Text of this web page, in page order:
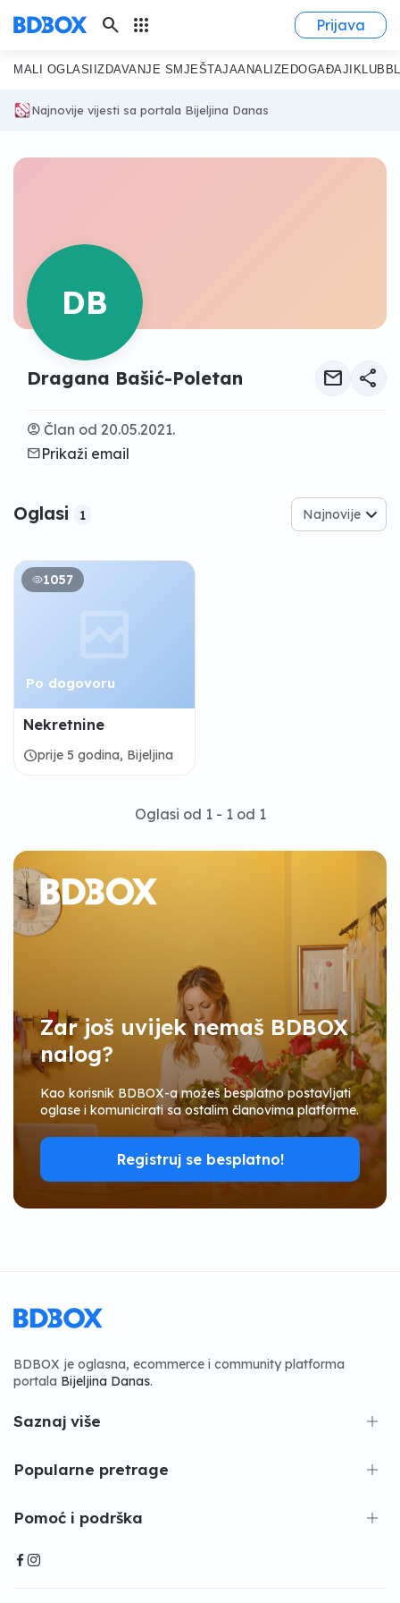
search apps Prijava
MALI OGLASI IZDAVANJE SMJEŠTAJAANALIZE DOGAĐAJI KLUB
Najnovije vijesti sa portala Bijeljina Danas
DB
Dragana Bašić-Poletan mail share
account_circle Član od 20.05.2021.
emailPrikaži email
Oglasi 1 Najnovije
1057
Po dogovoru
Nekretnine
scheduleprije 5 godina, Bijeljina
Oglasi od 1 - 1 od 1
Zar još uvijek nemaš BDBOX
nalog?
Kao korisnik BDBOX-a možeš besplatno postavljati
oglase i komunicirati sa ostalim članovima platforme.
Registruj se besplatno!
BDBOX je oglasna, ecommerce i community platforma
portala Bijeljina Danas.
Saznaj više
Popularne pretrage
Pomoć i podrška